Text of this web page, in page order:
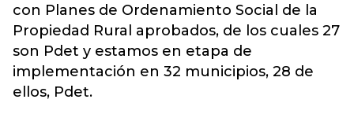
con Planes de Ordenamiento Social de la
Propiedad Rural aprobados, de los cuales 27
son Pdet y estamos en etapa de
implementación en 32 municipios, 28 de
ellos, Pdet.